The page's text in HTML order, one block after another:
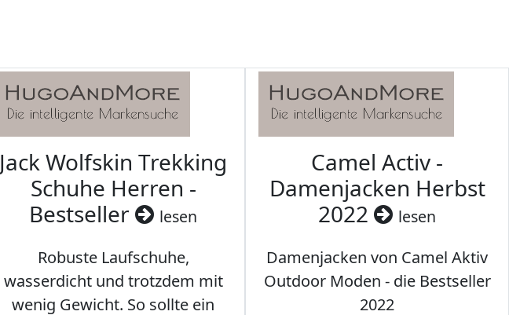
Jack Wolfskin Trekking
Schuhe Herren -
Bestseller
lesen
Robuste Laufschuhe,
wasserdicht und trotzdem mit
wenig Gewicht. So sollte ein
Camel Activ -
Damenjacken Herbst
2022
lesen
Damenjacken von Camel Aktiv
Outdoor Moden - die Bestseller
2022